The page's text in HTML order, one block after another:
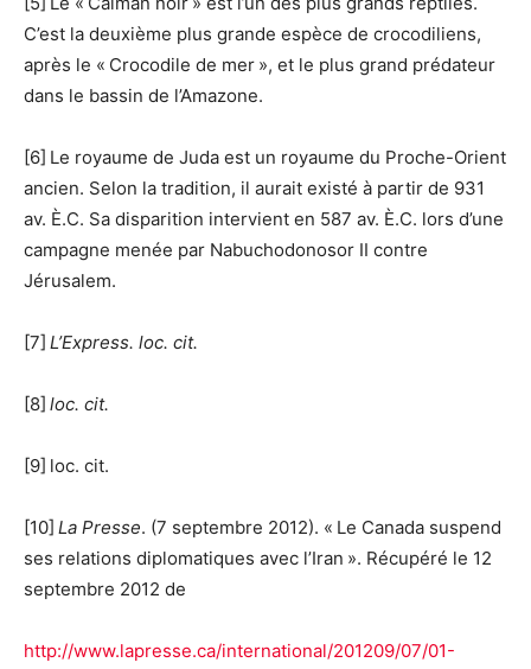
C’est la deuxième plus grande espèce de crocodiliens,
après le « Crocodile de mer », et le plus grand prédateur
dans le bassin de l’Amazone.
[6] Le royaume de Juda est un royaume du Proche-Orient
ancien. Selon la tradition, il aurait existé à partir de 931
av. È.C. Sa disparition intervient en 587 av. È.C. lors d’une
campagne menée par Nabuchodonosor II contre
Jérusalem.
[7] L’Express. loc. cit.
[8] loc. cit.
[9] loc. cit.
[10] La Presse. (7 septembre 2012). « Le Canada suspend
ses relations diplomatiques avec l’Iran ». Récupéré le 12
septembre 2012 de
http://www.lapresse.ca/international/201209/07/01-